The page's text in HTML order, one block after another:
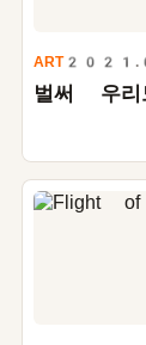
ART
벌써 우